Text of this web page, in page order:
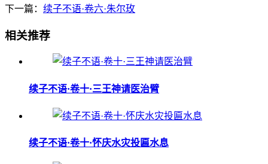
下一篇： 续子不语·卷六·朱尔玫
相关推荐
续子不语·卷十·三王神请医治臂
续子不语·卷十·怀庆水灾投匾水息